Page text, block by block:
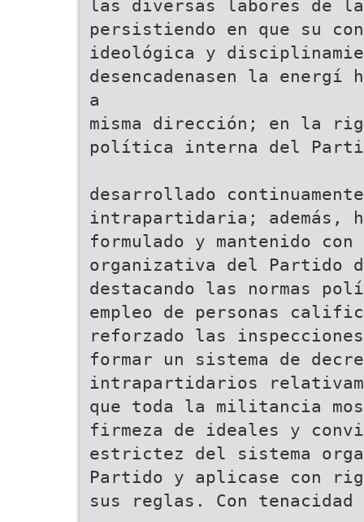
las diversas labores de
persistiendo en que su
ideológica y
desencadenasen la energí
a
misma dirección; en la
política interna del
desarrollado
intrapartidaria; además,
formulado y mantenido
organizativa del Partido
destacando las normas
empleo de personas
reforzado las
formar un sistema de
intrapartidarios
que toda la militancia
firmeza de ideales y
estrictez del sistema
Partido y aplicase con
sus reglas. Con tenacidad